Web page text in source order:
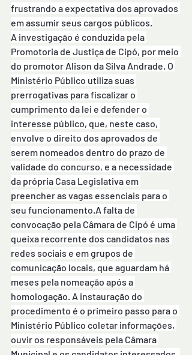
frustrando a expectativa dos aprovados
em assumir seus cargos públicos.
A investigação é conduzida pela
Promotoria de Justiça de Cipó, por meio
do promotor Alison da Silva Andrade. O
Ministério Público utiliza suas
prerrogativas para fiscalizar o
cumprimento da lei e defender o
interesse público, que, neste caso,
envolve o direito dos aprovados de
serem nomeados dentro do prazo de
validade do concurso, e a necessidade
da própria Casa Legislativa em
preencher as vagas essenciais para o
seu funcionamento.A falta de
convocação pela Câmara de Cipó é uma
queixa recorrente dos candidatos nas
redes sociais e em grupos de
comunicação locais, que aguardam há
meses pela nomeação após a
homologação. A instauração do
procedimento é o primeiro passo para o
Ministério Público coletar informações,
ouvir os responsáveis pela Câmara
Municipal e os candidatos interessados,